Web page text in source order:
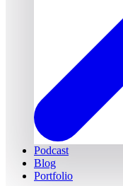
Podcast
Blog
Portfolio